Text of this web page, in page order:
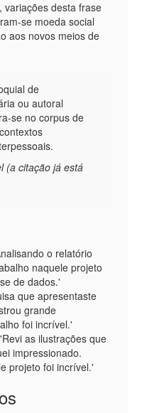
variações desta frase
se moeda social
aos novos meios de
de
ou autoral
se no corpus de
(a citação já está
o relatório
naquele projeto
de dados.'
que apresentaste
grande
foi incrível.'
as ilustrações que
impressionado.
projeto foi incrível.'